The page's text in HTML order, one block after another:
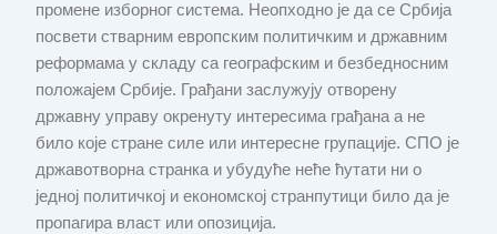
промене изборног система. Неопходно је да се Србија
посвети стварним европским политичким и државним
реформама у складу са географским и безбедносним
положајем Србије. Грађани заслужују отворену
државну управу окренуту интересима грађана а не
било које стране силе или интересне групације. СПО је
државотворна странка и убудуће неће ћутати ни о
једној политичкој и економској странпутици било да је
пропагира власт или опозиција.